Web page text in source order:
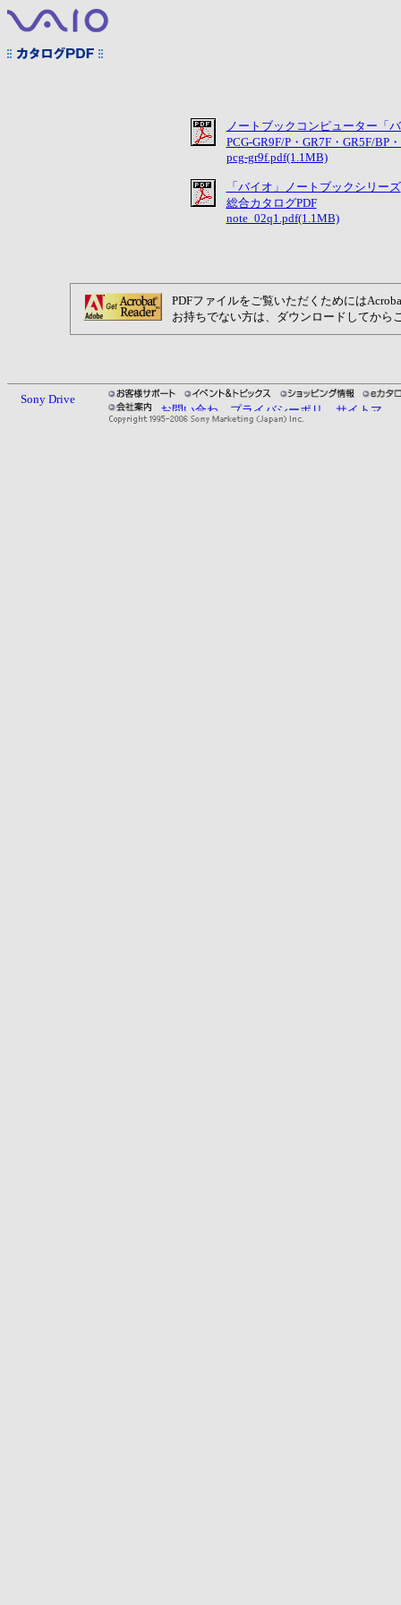
ノートブックコンピューター「
PCG-GR9F/P・GR7F・GR5F/BP
pcg-gr9f.pdf(1.1MB)
「バイオ」ノートブックシリーズ
総合カタログPDF
note_02q1.pdf(1.1MB)
PDFファイルをご覧いただくためには
お持ちでない方は、ダウンロードしてから